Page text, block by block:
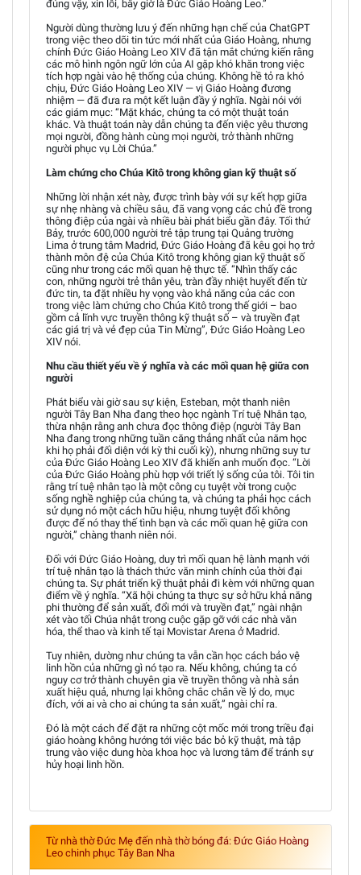
đúng vậy, xin lỗi, bây giờ là Đức Giáo Hoàng Leo.”
Người dùng thường lưu ý đến những hạn chế của ChatGPT
trong việc theo dõi tin tức mới nhất của Giáo Hoàng, nhưng
chính Đức Giáo Hoàng Leo XIV đã tận mắt chứng kiến rằng
các mô hình ngôn ngữ lớn của AI gặp khó khăn trong việc
tích hợp ngài vào hệ thống của chúng. Không hề tỏ ra khó
chịu, Đức Giáo Hoàng Leo XIV — vị Giáo Hoàng đương
nhiệm — đã đưa ra một kết luận đầy ý nghĩa. Ngài nói với
các giám mục: “Mặt khác, chúng ta có một thuật toán
khác. Và thuật toán này dẫn chúng ta đến việc yêu thương
mọi người, đồng hành cùng mọi người, trở thành những
người phục vụ Lời Chúa.”
Làm chứng cho Chúa Kitô trong không gian kỹ thuật số
Những lời nhận xét này, được trình bày với sự kết hợp giữa
sự nhẹ nhàng và chiều sâu, đã vang vọng các chủ đề trong
thông điệp của ngài và nhiều bài phát biểu gần đây. Tối thứ
Bảy, trước 600,000 người trẻ tập trung tại Quảng trường
Lima ở trung tâm Madrid, Đức Giáo Hoàng đã kêu gọi họ trở
thành môn đệ của Chúa Kitô trong không gian kỹ thuật số
cũng như trong các mối quan hệ thực tế. “Nhìn thấy các
con, những người trẻ thân yêu, tràn đầy nhiệt huyết đến từ
đức tin, ta đặt nhiều hy vọng vào khả năng của các con
trong việc làm chứng cho Chúa Kitô trong thế giới – bao
gồm cả lĩnh vực truyền thông kỹ thuật số – và truyền đạt
các giá trị và vẻ đẹp của Tin Mừng”, Đức Giáo Hoàng Leo
XIV nói.
Nhu cầu thiết yếu về ý nghĩa và các mối quan hệ giữa con
người
Phát biểu vài giờ sau sự kiện, Esteban, một thanh niên
người Tây Ban Nha đang theo học ngành Trí tuệ Nhân tạo,
thừa nhận rằng anh chưa đọc thông điệp (người Tây Ban
Nha đang trong những tuần căng thẳng nhất của năm học
khi họ phải đối diện với kỳ thi cuối kỳ), nhưng những suy tư
của Đức Giáo Hoàng Leo XIV đã khiến anh muốn đọc. “Lời
của Đức Giáo Hoàng phù hợp với triết lý sống của tôi. Tôi tin
rằng trí tuệ nhân tạo là một công cụ tuyệt vời trong cuộc
sống nghề nghiệp của chúng ta, và chúng ta phải học cách
sử dụng nó một cách hữu hiệu, nhưng tuyệt đối không
được để nó thay thế tình bạn và các mối quan hệ giữa con
người,” chàng thanh niên nói.
Đối với Đức Giáo Hoàng, duy trì mối quan hệ lành mạnh với
trí tuệ nhân tạo là thách thức văn minh chính của thời đại
chúng ta. Sự phát triển kỹ thuật phải đi kèm với những quan
điểm về ý nghĩa. “Xã hội chúng ta thực sự sở hữu khả năng
phi thường để sản xuất, đổi mới và truyền đạt,” ngài nhận
xét vào tối Chúa nhật trong cuộc gặp gỡ với các nhà văn
hóa, thể thao và kinh tế tại Movistar Arena ở Madrid.
Tuy nhiên, dường như chúng ta vẫn cần học cách bảo vệ
linh hồn của những gì nó tạo ra. Nếu không, chúng ta có
nguy cơ trở thành chuyên gia về truyền thông và nhà sản
xuất hiệu quả, nhưng lại không chắc chắn về lý do, mục
đích, với ai và cho ai chúng ta sản xuất,” ngài chỉ ra.
Đó là một cách để đặt ra những cột mốc mới trong triều đại
giáo hoàng không hướng tới việc bác bỏ kỹ thuật, mà tập
trung vào việc dung hòa khoa học và lương tâm để tránh sự
hủy hoại linh hồn.
Từ nhà thờ Đức Mẹ đến nhà thờ bóng đá: Đức Giáo Hoàng
Leo chinh phục Tây Ban Nha